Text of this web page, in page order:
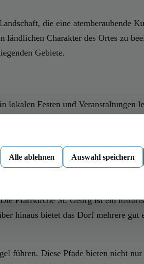
die eine atemberaubende
Charakter des Ortes zu
Gebiete.
Festen und Veranstaltungen
das soziale Gefüge des
spielen. Kleinere Betriebe im
Pfarrkirche St. Georg ist ein
hinaus bietet das Dorf mehrere gut
führen. Diese Pfade bieten nicht
Alle ablehnen Auswahl speichern